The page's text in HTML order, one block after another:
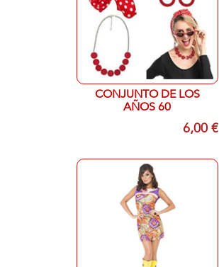
CONJUNTO DE LOS
AÑOS 60
6,00 €